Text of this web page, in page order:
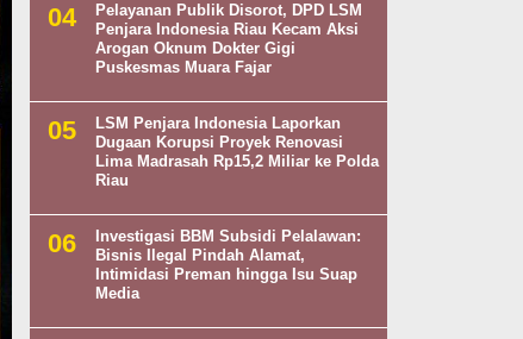
Pelayanan Publik Disorot, DPD LSM
Penjara Indonesia Riau Kecam Aksi
Arogan Oknum Dokter Gigi
Puskesmas Muara Fajar
LSM Penjara Indonesia Laporkan
Dugaan Korupsi Proyek Renovasi
Lima Madrasah Rp15,2 Miliar ke Polda
Riau
Investigasi BBM Subsidi Pelalawan:
Bisnis Ilegal Pindah Alamat,
Intimidasi Preman hingga Isu Suap
Media